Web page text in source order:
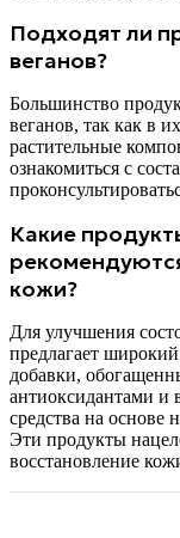
Подходят ли
веганов?
Большинство
веганов, так как в
растительные
ознакомиться с
Какие
кожи?
Для улучшения
предлагает
добавки,
антиоксидантами и
средства на основе
Эти продукты
восстановление